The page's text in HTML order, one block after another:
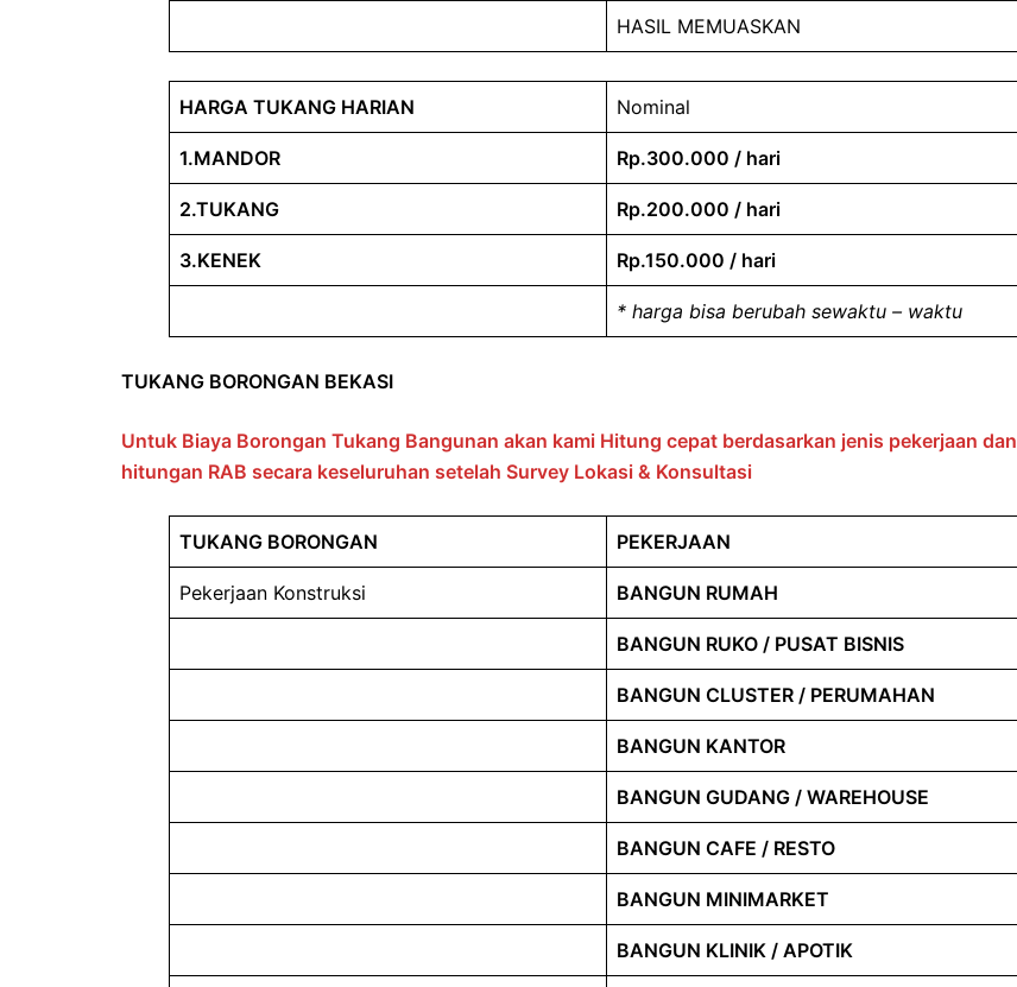
HASIL MEMUASKAN
HARGA TUKANG HARIAN Nominal
1.MANDOR Rp.300.000 / hari
2.TUKANG Rp.200.000 / hari
3.KENEK Rp.150.000 / hari
* harga bisa berubah sewaktu – waktu
TUKANG BORONGAN BEKASI
Untuk Biaya Borongan Tukang Bangunan akan kami Hitung cepat berdasarkan jenis pekerjaan dan
hitungan RAB secara keseluruhan setelah Survey Lokasi & Konsultasi
TUKANG BORONGAN PEKERJAAN
Pekerjaan Konstruksi BANGUN RUMAH
BANGUN RUKO / PUSAT BISNIS
BANGUN CLUSTER / PERUMAHAN
BANGUN KANTOR
BANGUN GUDANG / WAREHOUSE
BANGUN CAFE / RESTO
BANGUN MINIMARKET
BANGUN KLINIK / APOTIK